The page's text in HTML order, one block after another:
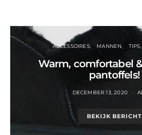
ACCESSOIRES MANNEN TIPS
Warm, comfortabel
pantoffels!
DECEMBER 13, 2020
BEKIJK BERICHT